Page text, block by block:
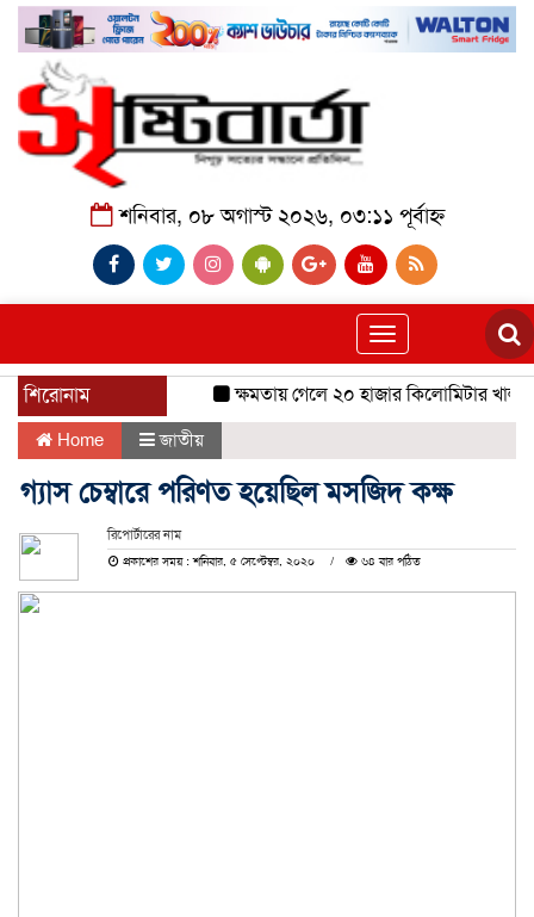
শনিবার, ০৮ অগাস্ট ২০২৬, ০৩:১১ পূর্বাহ্ন
Toggle
navigation
শিরোনাম ক্ষমতায় গেলে ২০ হাজার কিলোমিটার খাল
Home জাতীয়
গ্যাস চেম্বারে পরিণত হয়েছিল মসজিদ কক্ষ
রিপোর্টারের নাম
প্রকাশের সময় : শনিবার, ৫ সেপ্টেম্বর, ২০২০
৬৪ বার পঠিত